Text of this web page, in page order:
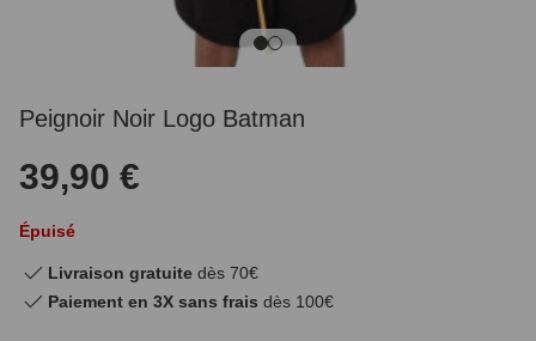
Peignoir Noir Logo Batman
39,90 €
Épuisé
Livraison gratuite dès 70€
Paiement en 3X sans frais dès 100€